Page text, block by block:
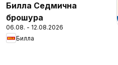
Билла Седмична
брошура
06.08. - 12.08.2026
Билла